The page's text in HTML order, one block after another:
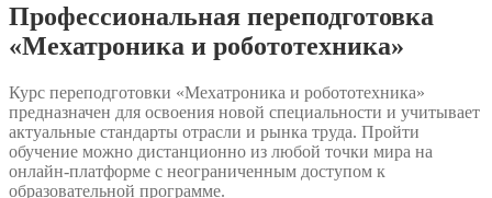
Профессиональная переподготовка
«Мехатроника и робототехника»
Курс переподготовки «Мехатроника и робототехника»
предназначен для освоения новой специальности и учитывает
актуальные стандарты отрасли и рынка труда. Пройти
обучение можно дистанционно из любой точки мира на
онлайн-платформе с неограниченным доступом к
образовательной программе.